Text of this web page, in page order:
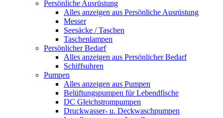
Persönliche Ausrüstung
Alles anzeigen aus Persönliche Ausrüstung
Messer
Seesäcke / Taschen
Taschenlampen
Persönlicher Bedarf
Alles anzeigen aus Persönlicher Bedarf
Schiffsuhren
Pumpen
Alles anzeigen aus Pumpen
Belüftungspumpen für Lebendfische
DC Gleichstrompumpen
Druckwasser- u. Deckwaschpumpen